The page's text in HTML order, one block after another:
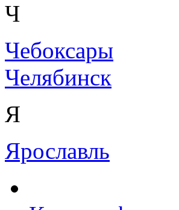
Ч
Чебоксары
Челябинск
Я
Ярославль